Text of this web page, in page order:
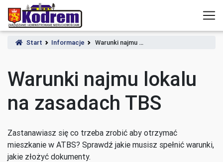
Start Informacje Warunki najmu …
Warunki najmu lokalu
na zasadach TBS
Zastanawiasz się co trzeba zrobić aby otrzymać
mieszkanie w ATBS? Sprawdź jakie musisz spełnić warunki,
jakie złożyć dokumenty.